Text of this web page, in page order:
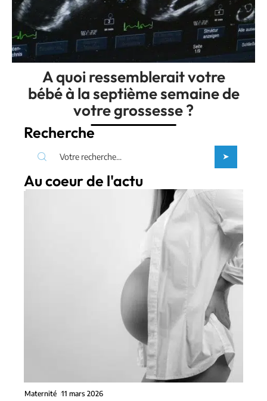
A quoi ressemblerait votre
bébé à la septième semaine de
votre grossesse ?
Recherche
Au coeur de l'actu
Maternité 11 mars 2026